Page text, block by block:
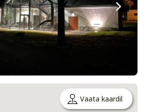
Vaata kaardil